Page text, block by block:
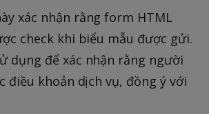
xác nhận rằng form HTML
check khi biểu mẫu được gửi.
dụng để xác nhận rằng người
điều khoản dịch vụ, đồng ý với